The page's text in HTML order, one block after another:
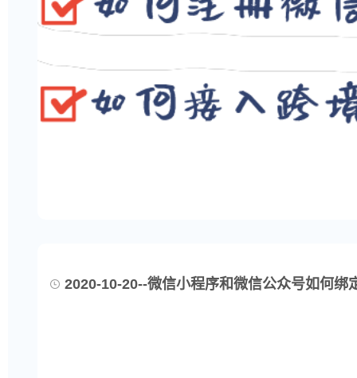
2020-10-20--微信小程序和微信公众号如何绑